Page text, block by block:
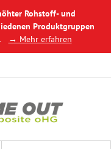
Rohstoff- und
Produktgruppen
→ Mehr erfahren